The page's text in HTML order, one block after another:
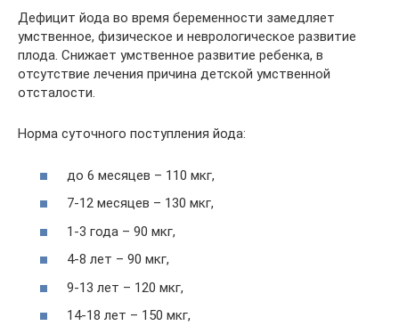
Дефицит йода во время беременности замедляет
умственное, физическое и неврологическое развитие
плода. Снижает умственное развитие ребенка, в
отсутствие лечения причина детской умственной
отсталости.
Норма суточного поступления йода:
до 6 месяцев – 110 мкг,
7-12 месяцев – 130 мкг,
1-3 года – 90 мкг,
4-8 лет – 90 мкг,
9-13 лет – 120 мкг,
14-18 лет – 150 мкг,